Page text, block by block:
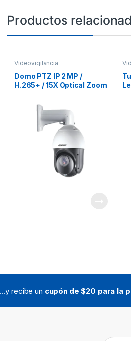
Productos
Videovigilancia
Domo PTZ IP 2 MP /
H.265+ / 15X Optical Zoom
120 dB / POE+ / 12Vcc /
Exterior IP66 / Onvif
/
...y recibe un cupón de $20 para la